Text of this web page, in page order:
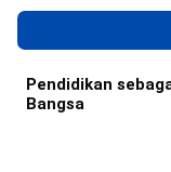
Pendidikan
Bangsa